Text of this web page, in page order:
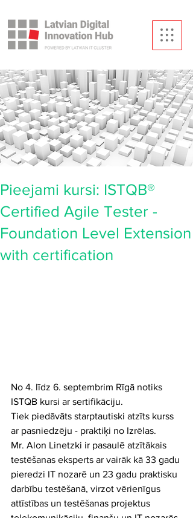
Pieejami kursi: ISTQB®
Certified Agile Tester -
Foundation Level Extension
with certification
No 4. līdz 6. septembrim Rīgā notiks
ISTQB kursi ar sertifikāciju.
Tiek piedāvāts starptautiski atzīts kurss
ar pasniedzēju - praktiķi no Izrēlas.
Mr. Alon Linetzki ir pasaulē atzītākais
testēšanas eksperts ar vairāk kā 33 gadu
pieredzi IT nozarē un 23 gadu praktisku
darbību testēšanā, virzot vērienīgus
attīstības un testēšanas projektus